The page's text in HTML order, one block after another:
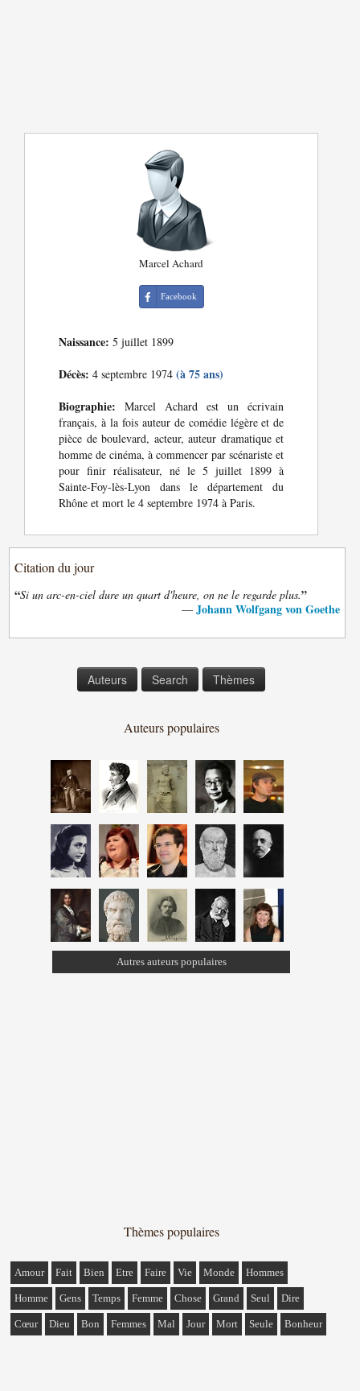
Marcel Achard
Facebook
Naissance: 5 juillet 1899
Décès: 4 septembre 1974(à 75 ans)
Biographie: Marcel Achard est un écrivain
français, à la fois auteur de comédie légère et de
pièce de boulevard, acteur, auteur dramatique et
homme de cinéma, à commencer par scénariste et
pour finir réalisateur, né le 5 juillet 1899 à
Sainte-Foy-lès-Lyon dans le département du
Rhône et mort le 4 septembre 1974 à Paris.
Citation du jour
“Si un arc-en-ciel dure un quart d'heure, on ne le regarde plus.”
— Johann Wolfgang von Goethe
Auteurs Search Thèmes
Auteurs populaires
Autres auteurs populaires
Thèmes populaires
Amour Fait Bien Etre Faire Vie Monde Hommes
Homme Gens Temps Femme Chose Grand Seul Dire
Cœur Dieu Bon Femmes Mal Jour Mort Seule Bonheur